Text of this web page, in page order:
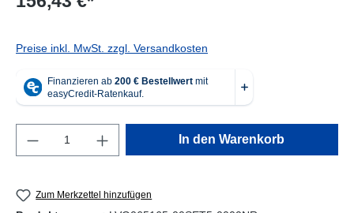
Preise inkl. MwSt. zzgl. Versandkosten
Produkt Anzahl: Gib den gewünschten
In den Warenkorb
Zum Merkzettel hinzufügen